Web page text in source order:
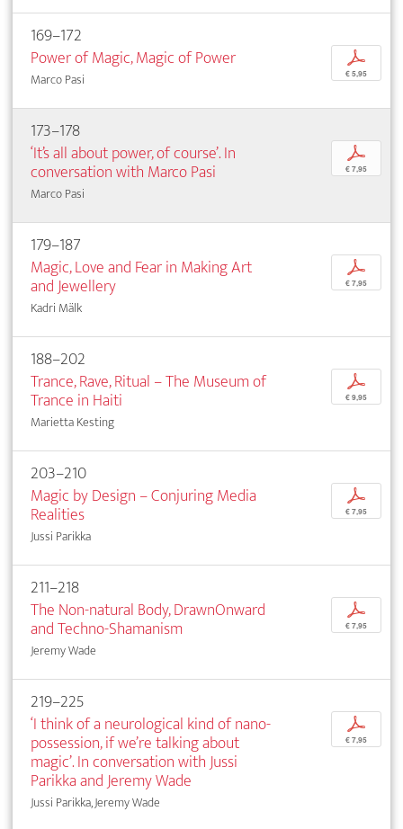
169–172
Power of Magic, Magic of Power
Marco Pasi
p
€ 5,95
173–178
‘It’s all about power, of course’. In
conversation with Marco Pasi
Marco Pasi
p
€ 7,95
179–187
Magic, Love and Fear in Making Art
and Jewellery
Kadri Mälk
p
€ 7,95
188–202
Trance, Rave, Ritual – The Museum of
Trance in Haiti
Marietta Kesting
p
€ 9,95
203–210
Magic by Design – Conjuring Media
Realities
Jussi Parikka
p
€ 7,95
211–218
The Non-natural Body, DrawnOnward
and Techno-Shamanism
Jeremy Wade
p
€ 7,95
219–225
‘I think of a neurological kind of nano-
possession, if we’re talking about
magic’. In conversation with Jussi
Parikka and Jeremy Wade
Jussi Parikka, Jeremy Wade
p
€ 7,95